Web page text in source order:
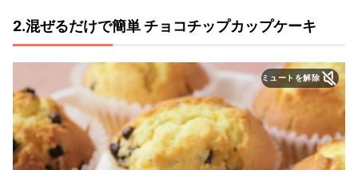
2.混ぜるだけで簡単 チョコチップカップケーキ
ミュートを解除